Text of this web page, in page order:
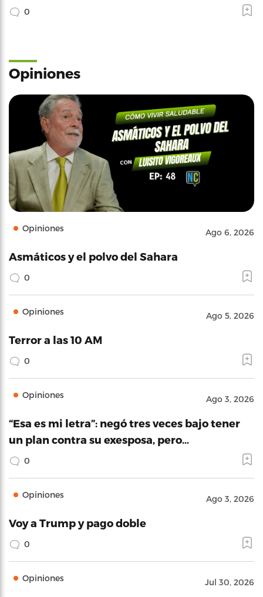
0
Opiniones
Opiniones Ago 6, 2026
Asmáticos y el polvo del Sahara
0
Opiniones Ago 5, 2026
Terror a las 10 AM
0
Opiniones Ago 3, 2026
“Esa es mi letra”: negó tres veces bajo tener
un plan contra su exesposa, pero…
0
Opiniones Ago 3, 2026
Voy a Trump y pago doble
0
Opiniones Jul 30, 2026